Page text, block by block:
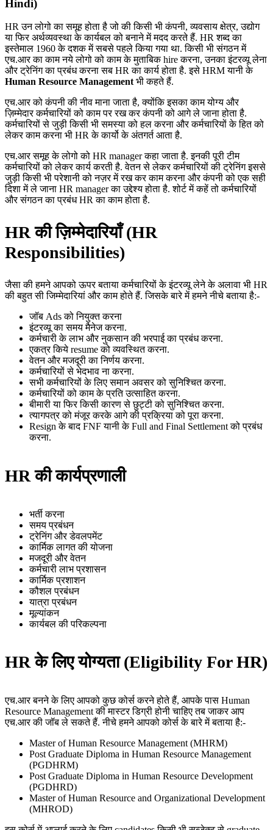
Hindi)
HR उन लोगो का समूह होता है जो की किसी भी कंपनी, व्यवसाय क्षेत्र, उद्योग
या फिर अर्थव्यवस्था के कार्यबल को बनाने में मदद करते हैं. HR शब्द का
इस्तेमाल 1960 के दशक में सबसे पहले किया गया था. किसी भी संगठन में
एच.आर का काम नये लोगो को काम के मुताबिक hire करना, उनका इंटरव्यू लेना
और ट्रेनिंग का प्रबंध करना सब HR का कार्य होता है. इसे HRM यानी के
Human Resource Management भी कहते हैं.
एच.आर को कंपनी की नीव माना जाता है, क्योंकि इसका काम योग्य और
ज़िम्मेदार कर्मचारियों को काम पर रख कर कंपनी को आगे ले जाना होता है.
कर्मचारियों से जुड़ी किसी भी समस्या को हल करना और कर्मचारियों के हित को
लेकर काम करना भी HR के कार्यो के अंतगर्त आता है.
एच.आर समूह के लोगो को HR manager कहा जाता है. इनकी पूरी टीम
कर्मचारियों को लेकर कार्य करती है. वेतन से लेकर कर्मचारियों की ट्रेनिंग इससे
जुड़ी किसी भी परेशानी को नज़र में रख कर काम करना और कंपनी को एक सही
दिशा में ले जाना HR manager का उद्देश्य होता है. शोर्ट में कहें तो कर्मचारियों
और संगठन का प्रबंध HR का काम होता है.
HR की ज़िम्मेदारियाँ (HR
Responsibilities)
जैसा की हमने आपको ऊपर बताया कर्मचारियों के इंटरव्यू लेने के अलावा भी HR
की बहुत सी जिम्मेदारियां और काम होते हैं. जिसके बारे में हमने नीचे बताया है:-
जॉब Ads को नियुक्त करना
इंटरव्यू का समय मैनेज करना.
कर्मचारी के लाभ और नुकसान की भरपाई का प्रबंध करना.
एकत्र किये resume को व्यवस्थित करना.
वेतन और मजदूरी का निर्णय करना.
कर्मचारियों से भेदभाव ना करना.
सभी कर्मचारियों के लिए समान अवसर को सुनिश्चित करना.
कर्मचारियों को काम के प्रति उत्साहित करना.
बीमारी या फिर किसी कारण से छुट्टी को सुनिश्चित करना.
त्यागपत्र को मंजूर करके आगे की प्रक्रिया को पूरा करना.
Resign के बाद FNF यानी के Full and Final Settlement को प्रबंध
करना.
HR की कार्यप्रणाली
भर्ती करना
समय प्रबंधन
ट्रेनिंग और डेवलपमेंट
कार्मिक लागत की योजना
मजदूरी और वेतन
कर्मचारी लाभ प्रशासन
कार्मिक प्रशाशन
कौशल प्रबंधन
यात्रा प्रबंधन
मूल्यांकन
कार्यबल की परिकल्पना
HR के लिए योग्यता (Eligibility For HR)
एच.आर बनने के लिए आपको कुछ कोर्स करने होते हैं, आपके पास Human
Resource Management की मास्टर डिग्री होनी चाहिए तब जाकर आप
एच.आर की जॉब ले सकते हैं. नीचे हमने आपको कोर्स के बारे में बताया है:-
Master of Human Resource Management (MHRM)
Post Graduate Diploma in Human Resource Management
(PGDHRM)
Post Graduate Diploma in Human Resource Development
(PGDHRD)
Master of Human Resource and Organizational Development
(MHROD)